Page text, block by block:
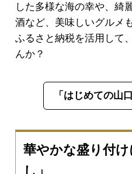
した多様な海の幸や、綺
酒など、美味しいグルメ
ふるさと納税を活用して
んか？
「はじめての山
華やかな盛り付
し」